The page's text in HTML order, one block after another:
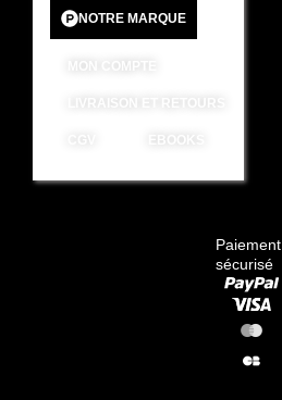
NOTRE MARQUE
MON COMPTE
EBOOKS
Paiement
sécurisé